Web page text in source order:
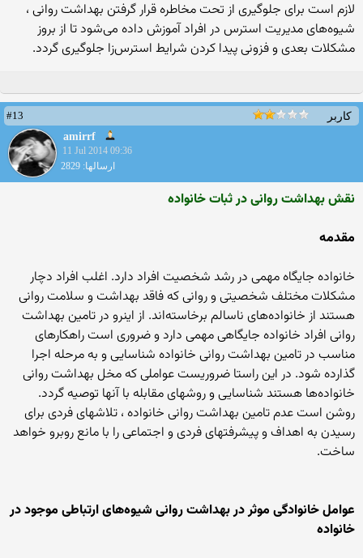
لازم است برای جلوگیری از تحت مخاطره قرار گرفتن بهداشت روانی ،
شیوه‌های مدیریت استرس در افراد آموزش داده می‌شود تا از بروز
مشکلات بعدی و فزونی پیدا کردن شرایط استرس‌زا جلوگیری گردد.
کاربر
#13
amirrf
11 Jul 2014 09:36
ارسالها: 2829
نقش بهداشت روانی در ثبات خانواده
مقدمه
خانواده جایگاه مهمی در رشد شخصیت افراد دارد. اغلب افراد دچار
مشکلات مختلف شخصیتی و روانی که فاقد بهداشت و سلامت روانی
هستند از خانواده‌های ناسالم برخاسته‌اند. از اینرو در تامین بهداشت
روانی افراد خانواده جایگاهی مهمی دارد و ضروری است راهکارهای
مناسب در تامین بهداشت روانی خانواده شناسایی و به مرحله اجرا
گذارده شود. در این راستا ضروریست عواملی که مخل بهداشت روانی
خانواده‌ها هستند شناسایی و روشهای مقابله با آنها توصیه گردد.
روشن است عدم تامین بهداشت روانی خانواده ، تلاشهای فردی برای
رسیدن به اهداف و پیشرفتهای فردی و اجتماعی را با مانع روبرو خواهد
ساخت.
عوامل خانوادگی موثر در بهداشت روانی شیوه‌های ارتباطی موجود در
خانواده